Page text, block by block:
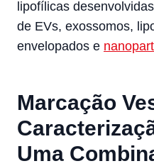
lipofílicas
de EVs, exossomos,
envelopados e
Marcação
Uma